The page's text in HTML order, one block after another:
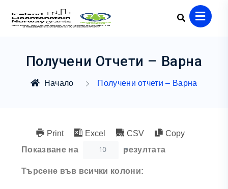
Получени Отчети – Варна
Начало Получени отчети – Варна
Print Excel CSV
Copy
Показване на
10 резултата
Търсене във всички колони: